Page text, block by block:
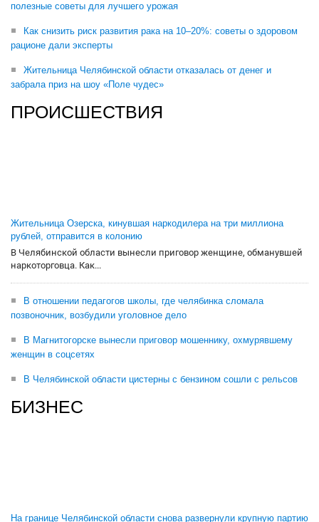
полезные советы для лучшего урожая
Как снизить риск развития рака на 10–20%: советы о здоровом
рационе дали эксперты
Жительница Челябинской области отказалась от денег и
забрала приз на шоу «Поле чудес»
ПРОИСШЕСТВИЯ
Жительница Озерска, кинувшая наркодилера на три миллиона
рублей, отправится в колонию
В Челябинской области вынесли приговор женщине, обманувшей
наркоторговца. Как...
В отношении педагогов школы, где челябинка сломала
позвоночник, возбудили уголовное дело
В Магнитогорске вынесли приговор мошеннику, охмурявшему
женщин в соцсетях
В Челябинской области цистерны с бензином сошли с рельсов
БИЗНЕС
На границе Челябинской области снова развернули крупную партию